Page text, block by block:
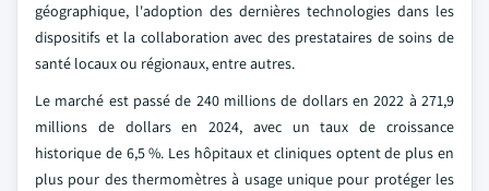
géographique, l'adoption des dernières technologies dans les
dispositifs et la collaboration avec des prestataires de soins de
santé locaux ou régionaux, entre autres.
Le marché est passé de 240 millions de dollars en 2022 à 271,9
millions de dollars en 2024, avec un taux de croissance
historique de 6,5 %. Les hôpitaux et cliniques optent de plus en
plus pour des thermomètres à usage unique pour protéger les